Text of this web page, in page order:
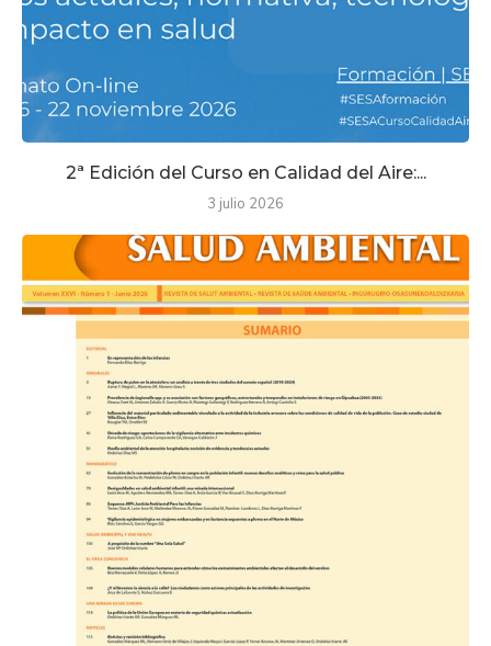
2ª Edición del Curso en Calidad del Aire:...
3 julio 2026